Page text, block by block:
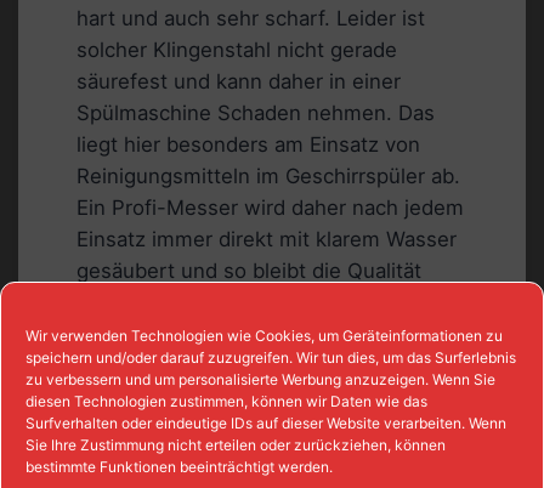
Wir verwenden Technologien wie Cookies, um Geräteinformationen zu
speichern und/oder darauf zuzugreifen. Wir tun dies, um das Surferlebnis
zu verbessern und um personalisierte Werbung anzuzeigen. Wenn Sie
diesen Technologien zustimmen, können wir Daten wie das
Surfverhalten oder eindeutige IDs auf dieser Website verarbeiten. Wenn
Sie Ihre Zustimmung nicht erteilen oder zurückziehen, können
bestimmte Funktionen beeinträchtigt werden.
hart und auch sehr scharf. Leider ist
solcher Klingenstahl nicht gerade
säurefest und kann daher in einer
Spülmaschine Schaden nehmen. Das
liegt hier besonders am Einsatz von
Reinigungsmitteln im Geschirrspüler ab.
Ein Profi-Messer wird daher nach jedem
Einsatz immer direkt mit klarem Wasser
gesäubert und so bleibt die Qualität
Messerklingen können
Kerben bekommen
Neben dem Einsatz von